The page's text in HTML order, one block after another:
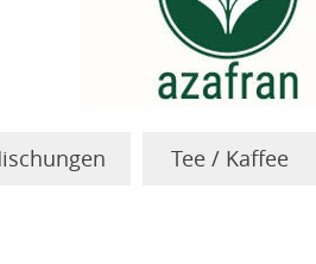
Tee / Kaffee